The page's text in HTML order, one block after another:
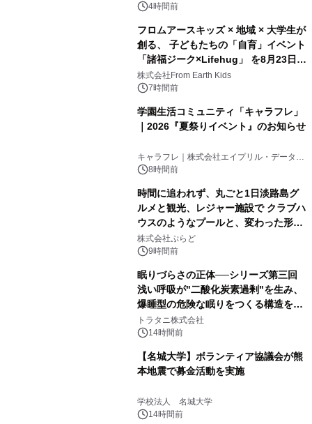
4時間前
フロムアースキッズ × 地域 × 大学生が
創る、 子どもたちの「自育」イベント
「諸福ジーク×Lifehug」 を8月23日
(日)開催
株式会社From Earth Kids
7時間前
学園生活コミュニティ「キャラフレ」
｜2026『夏祭りイベント』のお知らせ
キャラフレ｜株式会社エイプリル・データ・
デザインズ
8時間前
時間に追われず、丸ごと1日淡路島グ
ルメと観光、レジャー施設で クラブハ
ウスのようなプールと、変わった形の
サウナも 「THE BOXY AWAJI」のお
得な素泊まり連泊プランで
株式会社ぷらど
9時間前
眠りづらさの正体──シリーズ第三回
浅い呼吸が"二酸化炭素過剰"を生み、
爆睡型の危険な眠りをつくる構造を解
説
トラタニ株式会社
14時間前
【名城大学】ボランティア協議会が熊
本地震で募金活動を実施
学校法人 名城大学
14時間前